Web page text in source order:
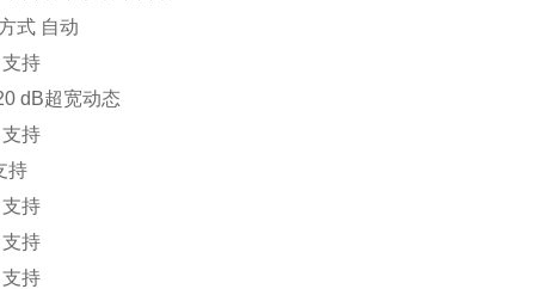
式 自动
持
dB超宽动态
持
持
持
持
持